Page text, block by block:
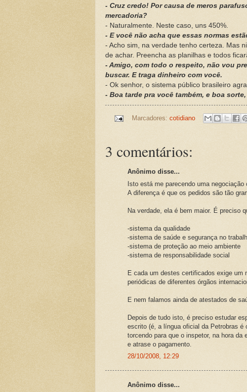
- Cruz credo! Por causa de meros
mercadoria?
- Naturalmente. Neste caso, uns 450%.
- E você não acha que essas normas
- Acho sim, na verdade tenho certeza. Mas
de achar. Preencha as planilhas e todos
- Amigo, com todo o respeito, não vou
buscar. E traga dinheiro com você.
- Ok senhor, o sistema público brasileiro
- Boa tarde pra você também, e boa
Marcadores:cotidiano
3 comentários:
Anônimo disse...
Isto está me parecendo uma negociação
A diferença é que os pedidos são tão
Na verdade, ela é bem maior. É preciso
-sistema da qualidade
-sistema de saúde e segurança no
-sistema de proteção ao meio ambiente
-sistema de responsabilidade social
E cada um destes certificados exige um
periódicas de diferentes órgãos
E nem falamos ainda de atestados de
Depois de tudo isto, é preciso estudar
escrito (é, a língua oficial da Petrobras é
torcendo para que o inspetor, na hora da
e atrase o pagamento.
28/10/2008, 12:29
Anônimo disse...